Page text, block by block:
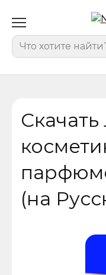
содержанию
(на